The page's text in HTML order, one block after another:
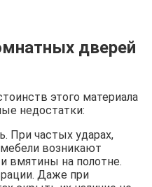
дверей
этого материала
недостатки:
При частых ударах,
возникают
вмятины на полотне.
Даже при